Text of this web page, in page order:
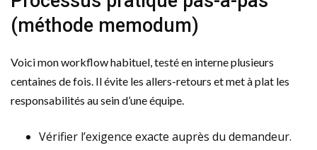
(méthode memodum)
Voici mon workflow habituel, testé en interne plusieurs
centaines de fois. Il évite les allers-retours et met à plat les
responsabilités au sein d’une équipe.
Vérifier l’exigence exacte auprès du demandeur.